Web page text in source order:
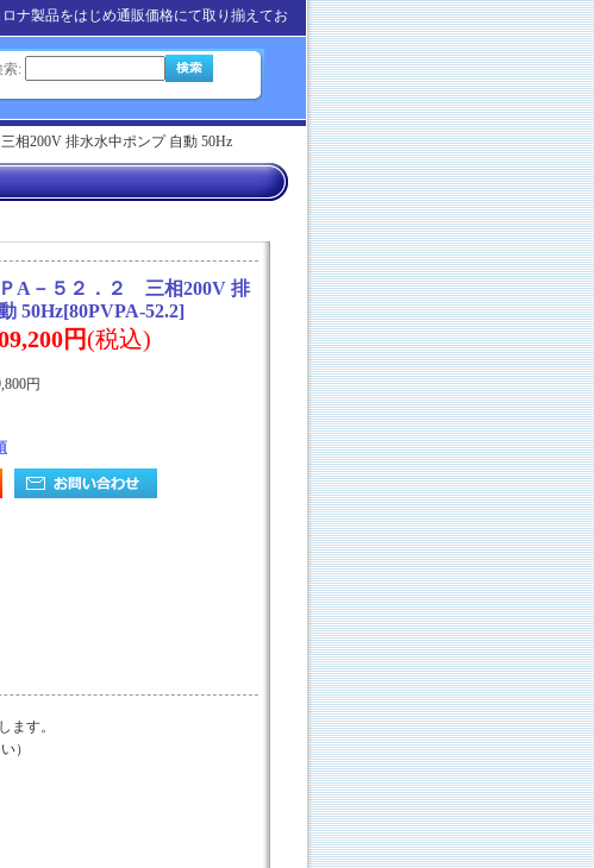
ナ製品をはじめ通販価格にて取り揃えてお
索:
相200V 排水水中ポンプ 自動 50Hz
A－５２．２ 三相200V 排
50Hz[80PVPA-52.2]
円(税込)
円
ます。
）